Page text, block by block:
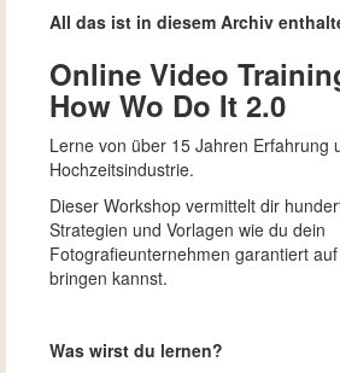
All das ist in diesem Archiv
Online Video
How Wo Do It 2.0
Lerne von über 15 Jahren Erfahrung
Hochzeitsindustrie.
Dieser Workshop vermittelt dir
Strategien und Vorlagen wie du dein
Fotografieunternehmen garantiert
bringen kannst.
Was wirst du lernen?